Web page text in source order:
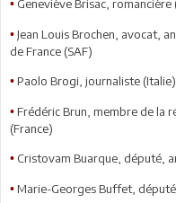
• Geneviève Brisac, romancière
• Jean Louis Brochen, avocat,
de France (SAF)
• Paolo Brogi, journaliste (Italie)
• Frédéric Brun, membre de la
(France)
• Cristovam Buarque, député,
• Marie-Georges Buffet,